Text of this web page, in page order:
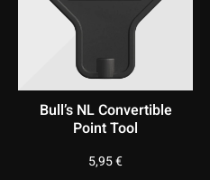
Bull’s NL Convertible
Point Tool
5,95€